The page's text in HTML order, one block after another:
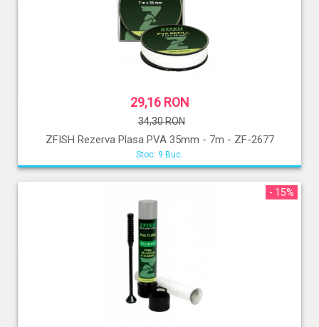
29,16 RON
34,30 RON
ZFISH Rezerva Plasa PVA 35mm - 7m - ZF-2677
Stoc: 9 Buc.
- 15%